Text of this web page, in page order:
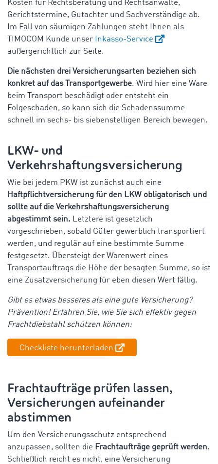
Kosten für Rechtsberatung und Rechtsanwälte,
Gerichtstermine, Gutachter und Sachverständige ab.
Im Fall von säumigen Zahlungen steht Ihnen als
TIMOCOM Kunde unser Inkasso-Service
außergerichtlich zur Seite.
Die nächsten drei Versicherungsarten beziehen sich
konkret auf das Transportgewerbe. Wird hier eine Ware
beim Transport beschädigt oder entsteht ein
Folgeschaden, so kann sich die Schadenssumme
schnell im sechs- bis siebenstelligen Bereich bewegen.
LKW- und
Verkehrshaftungsversicherung
Wie bei jedem PKW ist zunächst auch eine
Haftpflichtversicherung für den LKW obligatorisch und
sollte auf die Verkehrshaftungsversicherung
abgestimmt sein. Letztere ist gesetzlich
vorgeschrieben, sobald Güter gewerblich transportiert
werden, und regulär auf eine bestimmte Summe
festgesetzt. Übersteigt der Warenwert eines
Transportauftrags die Höhe der besagten Summe, so ist
eine Zusatzversicherung für eben diesen Wert fällig.
Gibt es etwas besseres als eine gute Versicherung?
Prävention! Erfahren Sie, wie Sie sich effektiv gegen
Frachtdiebstahl schützen können:
Checkliste herunterladen
Frachtaufträge prüfen lassen,
Versicherungen aufeinander
abstimmen
Um den Versicherungsschutz entsprechend
anzupassen, sollten die Frachtaufträge geprüft werden.
Schließlich reicht es nicht, eine Versicherung